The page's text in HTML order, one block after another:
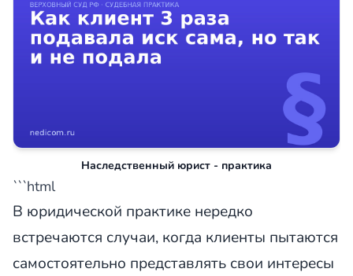
Наследственный юрист - практика
```html
В юридической практике нередко
встречаются случаи, когда клиенты пытаются
самостоятельно представлять свои интересы